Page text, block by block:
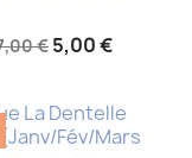
€ 5,00 €